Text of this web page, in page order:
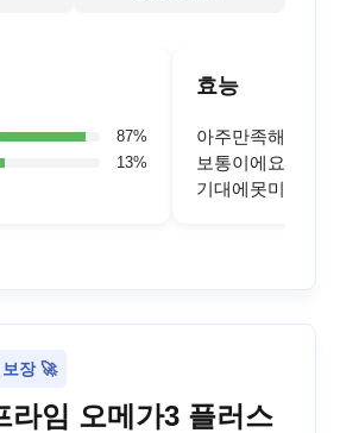
87%
13%
효능
아주만족해요
보통이에요
기대에못미쳐요
장 🚀
라임 오메가3 플러스